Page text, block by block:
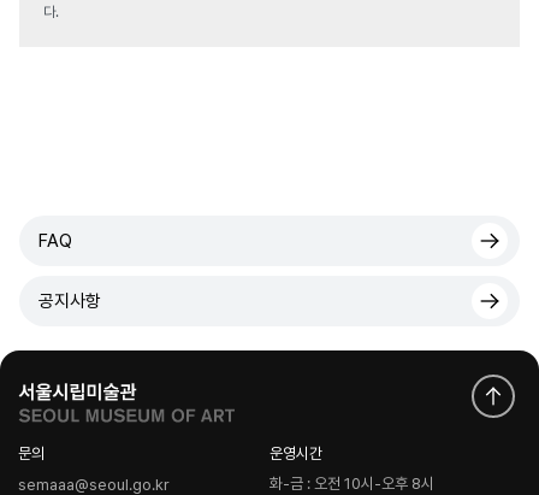
다.
FAQ
공지사항
문의
semaaa@seoul.go.kr
운영시간
화-금 : 오전 10시-오후 8시